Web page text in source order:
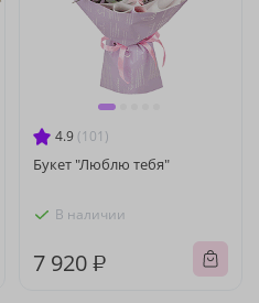
4.9 (101)
Букет "Люблю тебя"
В наличии
7 920 ₽